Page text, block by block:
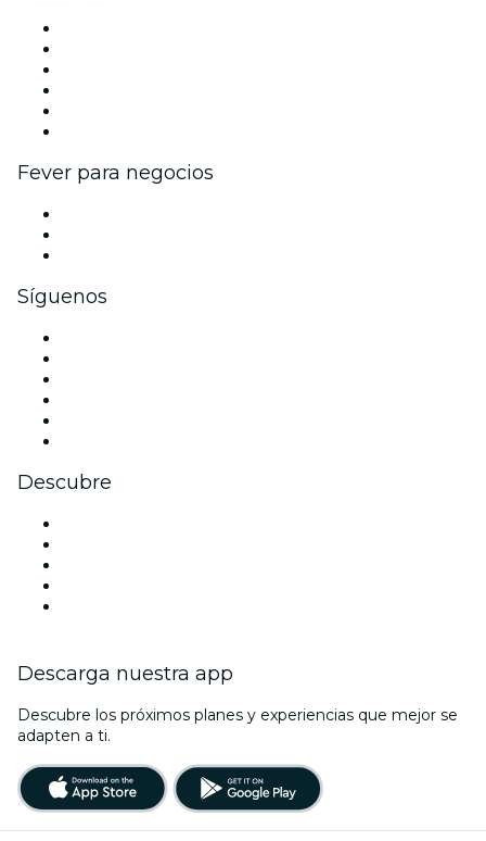
Fever para negocios
Síguenos
Descubre
Descarga nuestra app
Descubre los próximos planes y experiencias que mejor se
adapten a ti.